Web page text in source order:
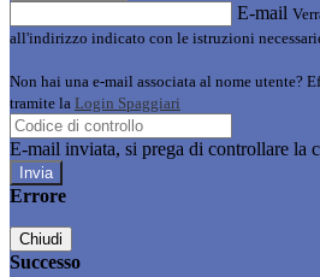
E-mail
all'indirizzo indicato con le istruzioni
Non hai una e-mail associata al nome utente?
tramite la Login Spaggiari
E-mail inviata, si prega di controllare la
Errore
Chiudi
Successo